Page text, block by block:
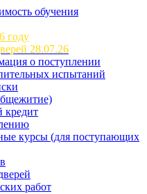
обучения
году
28.07.26
о поступлении
испытаний
кредит
курсы (для поступающих
работ